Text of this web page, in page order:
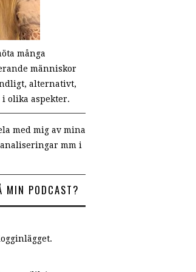
många
människor
alternativt,
olika aspekter.
med mig av mina
mm i
MIN PODCAST?